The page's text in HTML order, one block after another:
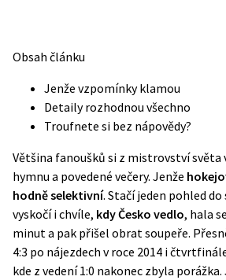
Obsah článku
Jenže vzpomínky klamou
Detaily rozhodnou všechno
Troufnete si bez nápovědy?
Většina fanoušků si z mistrovství světa
hymnu a povedené večery. Jenže
hodně selektivní. Stačí jeden pohled
vyskočí i chvíle, kdy Česko vedlo, hala
minut a pak přišel obrat soupeře.
4:3 po nájezdech v roce 2014 i
kde z vedení 1:0 nakonec zbyla